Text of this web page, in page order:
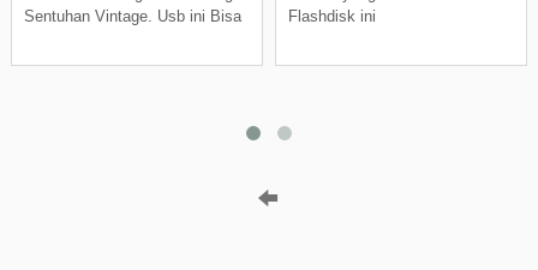
Sentuhan Vintage. Usb ini Bisa
Flashdisk ini